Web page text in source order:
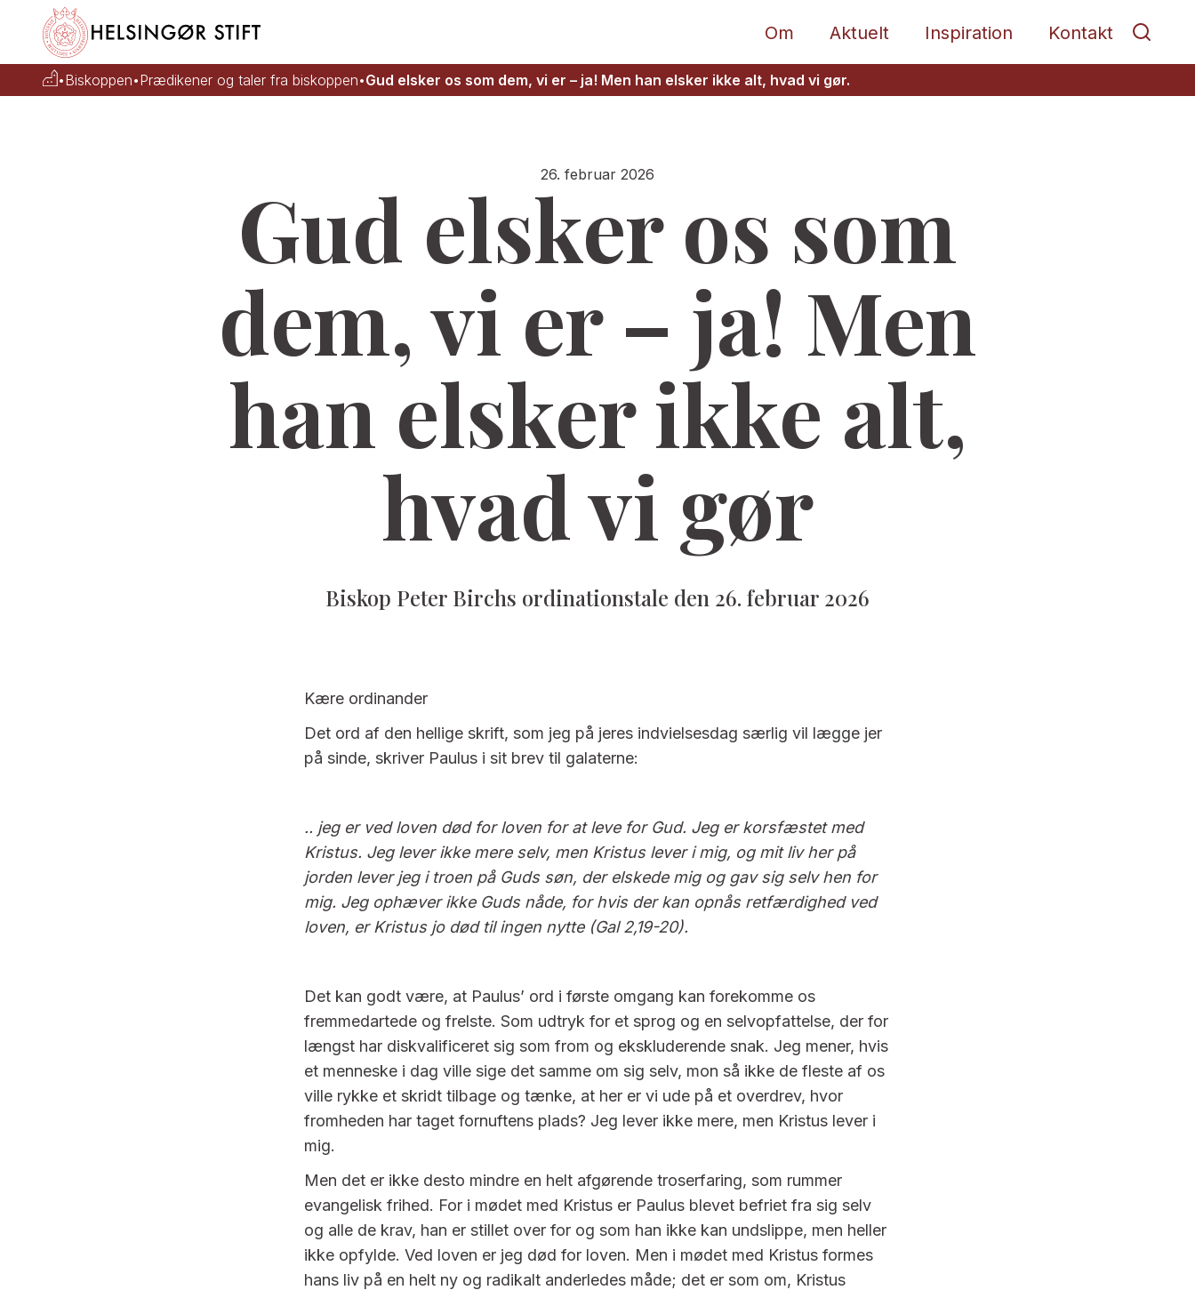
Om Aktuelt Inspiration Kontakt
•Biskoppen•Prædikener og taler fra biskoppen•Gud elsker os som dem, vi er – ja! Men han elsker ikke alt, hvad vi gør.
26. februar 2026
Gud elsker os som
dem, vi er – ja! Men
han elsker ikke alt,
hvad vi gør
Biskop Peter Birchs ordinationstale den 26. februar 2026
Kære ordinander
Det ord af den hellige skrift, som jeg på jeres indvielsesdag særlig vil lægge jer
på sinde, skriver Paulus i sit brev til galaterne:
.. jeg er ved loven død for loven for at leve for Gud. Jeg er korsfæstet med
Kristus. Jeg lever ikke mere selv, men Kristus lever i mig, og mit liv her på
jorden lever jeg i troen på Guds søn, der elskede mig og gav sig selv hen for
mig. Jeg ophæver ikke Guds nåde, for hvis der kan opnås retfærdighed ved
loven, er Kristus jo død til ingen nytte (Gal 2,19-20).
Det kan godt være, at Paulus’ ord i første omgang kan forekomme os
fremmedartede og frelste. Som udtryk for et sprog og en selvopfattelse, der for
længst har diskvalificeret sig som from og ekskluderende snak. Jeg mener, hvis
et menneske i dag ville sige det samme om sig selv, mon så ikke de fleste af os
ville rykke et skridt tilbage og tænke, at her er vi ude på et overdrev, hvor
fromheden har taget fornuftens plads? Jeg lever ikke mere, men Kristus lever i
mig.
Men det er ikke desto mindre en helt afgørende troserfaring, som rummer
evangelisk frihed. For i mødet med Kristus er Paulus blevet befriet fra sig selv
og alle de krav, han er stillet over for og som han ikke kan undslippe, men heller
ikke opfylde. Ved loven er jeg død for loven. Men i mødet med Kristus formes
hans liv på en helt ny og radikalt anderledes måde; det er som om, Kristus